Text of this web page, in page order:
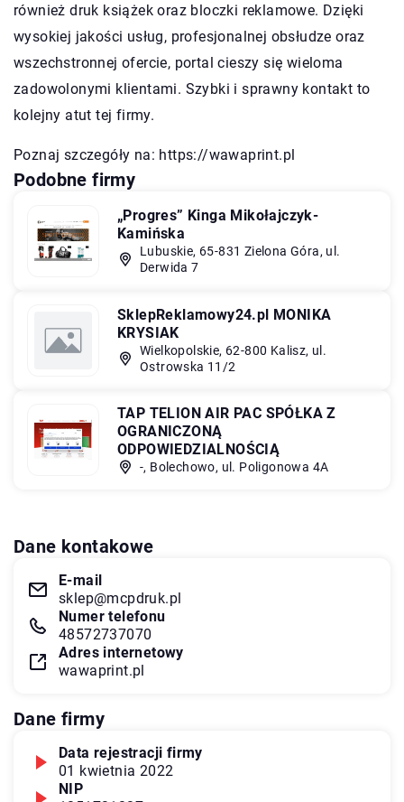
również druk książek oraz bloczki reklamowe. Dzięki
wysokiej jakości usług, profesjonalnej obsłudze oraz
wszechstronnej ofercie, portal cieszy się wieloma
zadowolonymi klientami. Szybki i sprawny kontakt to
kolejny atut tej firmy.
Poznaj szczegóły na: https://wawaprint.pl
Podobne firmy
„Progres” Kinga Mikołajczyk-
Kamińska
Lubuskie, 65-831 Zielona Góra, ul.
Derwida 7
SklepReklamowy24.pl MONIKA
KRYSIAK
Wielkopolskie, 62-800 Kalisz, ul.
Ostrowska 11/2
TAP TELION AIR PAC SPÓŁKA Z
OGRANICZONĄ
ODPOWIEDZIALNOŚCIĄ
-, Bolechowo, ul. Poligonowa 4A
Dane kontakowe
E-mail
sklep@mcpdruk.pl
Numer telefonu
48572737070
Adres internetowy
wawaprint.pl
Dane firmy
Data rejestracji firmy
01 kwietnia 2022
NIP